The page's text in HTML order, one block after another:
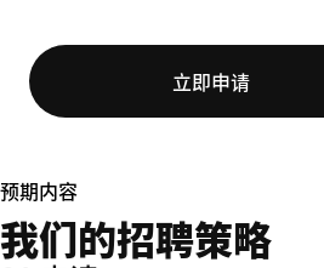
立即申请
预期内容
我们的招聘策略